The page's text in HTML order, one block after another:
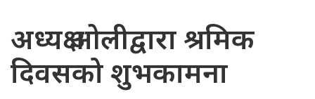
अध्यक्ष ओलीद्वारा श्रमिक
दिवसको शुभकामना